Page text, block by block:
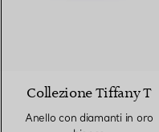
Collezione Tiffany T
Anello con diamanti in oro